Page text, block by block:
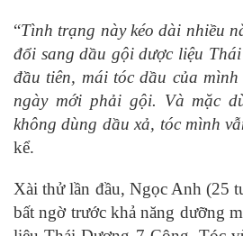
“Tình trạng này kéo dài nhiều
đổi sang dầu gội dược liệu
đầu tiên, mái tóc dầu của
ngày mới phải gội. Và mặc
không dùng dầu xả, tóc mình
kể.
Xài thử lần đầu, Ngọc Anh (25
bất ngờ trước khả năng dưỡng